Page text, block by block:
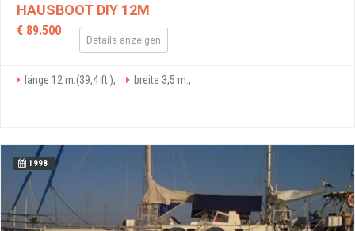
HAUSBOOT DIY 12M
€ 89.500
Details anzeigen
länge 12 m.(39,4 ft.), breite 3,5 m.,
1998